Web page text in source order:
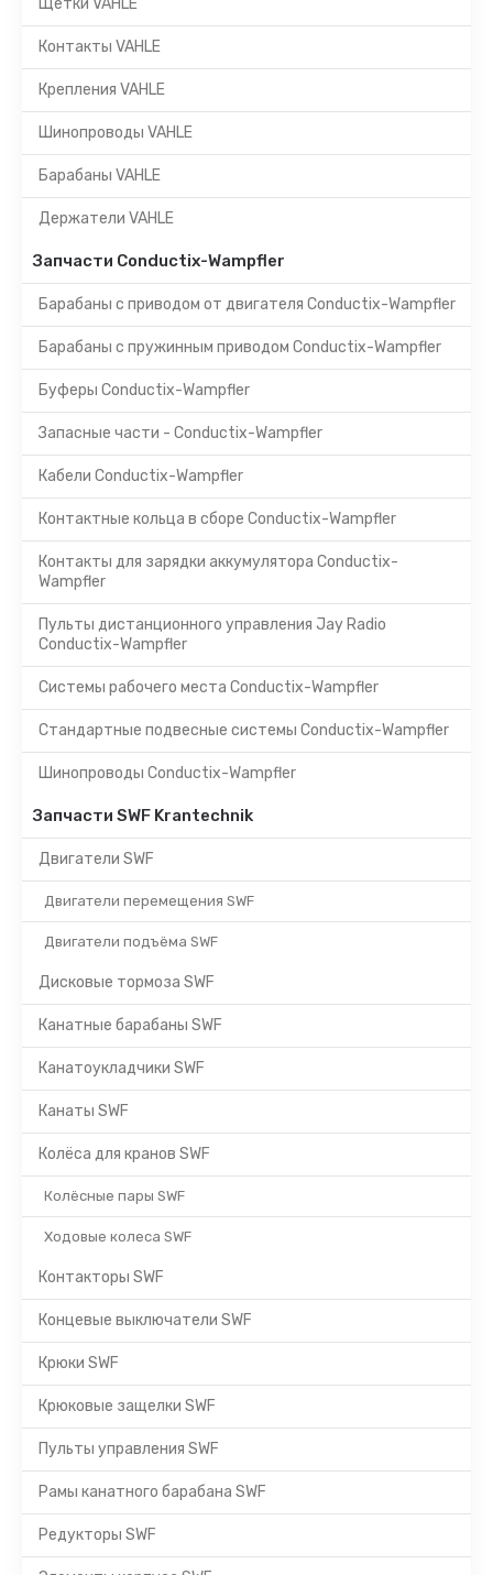
Щетки VAHLE
Контакты VAHLE
Крепления VAHLE
Шинопроводы VAHLE
Барабаны VAHLE
Держатели VAHLE
Запчасти Conductix-Wampfler
Барабаны с приводом от двигателя Conductix-Wampfler
Барабаны с пружинным приводом Conductix-Wampfler
Буферы Conductix-Wampfler
Запасные части - Conductix-Wampfler
Кабели Conductix-Wampfler
Контактные кольца в сборе Conductix-Wampfler
Контакты для зарядки аккумулятора Conductix-
Wampfler
Пульты дистанционного управления Jay Radio
Conductix-Wampfler
Системы рабочего места Conductix-Wampfler
Стандартные подвесные системы Conductix-Wampfler
Шинопроводы Conductix-Wampfler
Запчасти SWF Krantechnik
Двигатели SWF
Двигатели перемещения SWF
Двигатели подъёма SWF
Дисковые тормоза SWF
Канатные барабаны SWF
Канатоукладчики SWF
Канаты SWF
Колёса для кранов SWF
Колёсные пары SWF
Ходовые колеса SWF
Контакторы SWF
Концевые выключатели SWF
Крюки SWF
Крюковые защелки SWF
Пульты управления SWF
Рамы канатного барабана SWF
Редукторы SWF